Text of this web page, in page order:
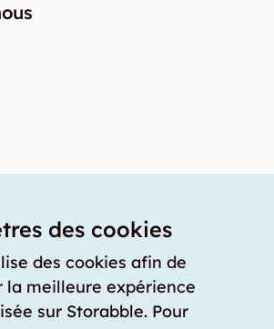
la capacité d'un garde-meuble?
d'un garde-meuble?
des cookies
des cookies afin de
la meilleure expérience
sur Storabble. Pour